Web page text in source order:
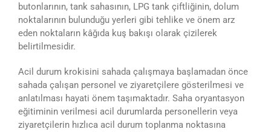
butonlarının, tank sahasının, LPG tank çiftliğinin, dolum
noktalarının bulunduğu yerleri gibi tehlike ve önem arz
eden noktaların kâğıda kuş bakışı olarak çizilerek
belirtilmesidir.
Acil durum krokisini sahada çalışmaya başlamadan önce
sahada çalışan personel ve ziyaretçilere gösterilmesi ve
anlatılması hayati önem taşımaktadır. Saha oryantasyon
eğitiminin verilmesi acil durumlarda personellerin veya
ziyaretçilerin hızlıca acil durum toplanma noktasına